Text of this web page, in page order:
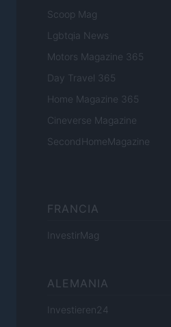
Scoop Mag
Lgbtqia News
Motors Magazine 365
Day Travel 365
Home Magazine 365
Cineverse Magazine
SecondHomeMagazine
FRANCIA
InvestirMag
ALEMANIA
Investieren24